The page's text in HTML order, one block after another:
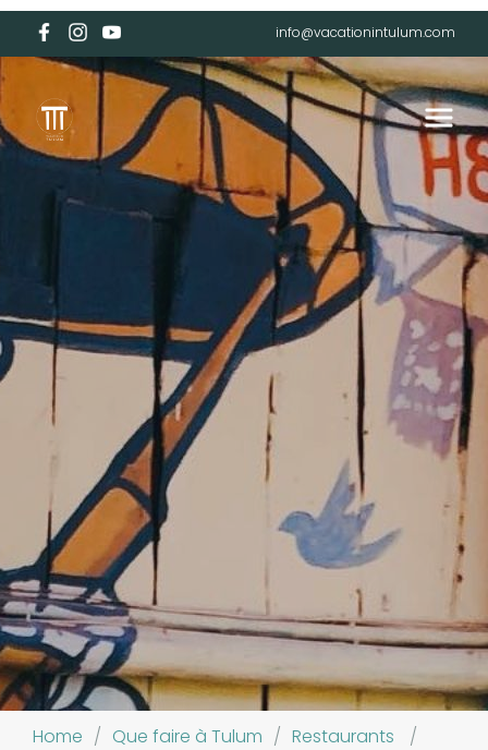
info@vacationintulum.com
Home / Que faire à Tulum / Restaurants
/